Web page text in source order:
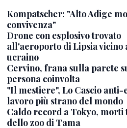
Kompatscher: "Alto Adige
convivenza"
Drone con esplosivo trovato
all'aeroporto di Lipsia vicino
ucraino
Cervino, frana sulla parete
persona coinvolta
"Il mestiere", Lo Cascio anti-
lavoro più strano del mondo
Caldo record a Tokyo, morti
dello zoo di Tama